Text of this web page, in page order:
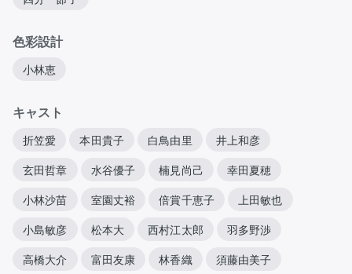
色彩設計
小林恵
キャスト
折笠愛 本田貴子 白鳥由里 井上和彦
玄田哲章 水谷優子 楠見尚己 幸田夏穂
小林沙苗 室園丈裕 倍賞千恵子 上田敏也
小島敏彦 松本大 西村江太郎 羽多野渉
高橋大介 富田友康 林香織 須藤由美子